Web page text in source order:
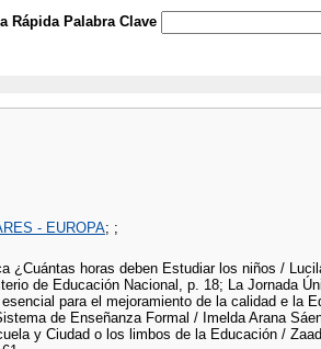
Rápida Palabra Clave
- EUROPA; ;
¿Cuántas horas deben Estudiar los niños /
de Educación Nacional, p. 18; La Jornada
para el mejoramiento de la calidad e la
de Enseñanza Formal / Imelda Arana
y Ciudad o los limbos de la Educación /